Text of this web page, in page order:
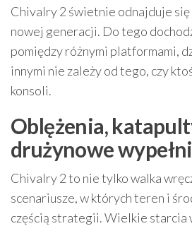
Chivalry 2 świetnie odnajduje się
nowej generacji. Do tego
pomiędzy różnymi platformami,
innymi nie zależy od tego, czy
konsoli.
Oblężenia,
drużynowe
Chivalry 2 to nie tylko walka
scenariusze, w których teren i
częścią strategii. Wielkie starcia